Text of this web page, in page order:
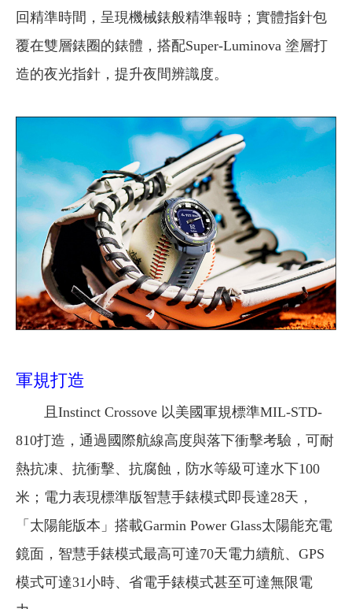
回精準時間，呈現機械錶般精準報時；實體指針包
覆在雙層錶圈的錶體，搭配Super-Luminova 塗層打
造的夜光指針，提升夜間辨識度。
軍規打造
且Instinct Crossove 以美國軍規標準MIL-STD-
810打造，通過國際航線高度與落下衝擊考驗，可耐
熱抗凍、抗衝擊、抗腐蝕，防水等級可達水下100
米；電力表現標準版智慧手錶模式即長達28天，
「太陽能版本」搭載Garmin Power Glass太陽能充電
鏡面，智慧手錶模式最高可達70天電力續航、GPS
模式可達31小時、省電手錶模式甚至可達無限電